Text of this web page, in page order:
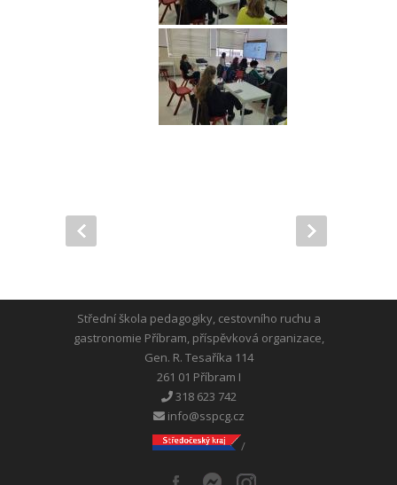
Střední škola pedagogiky, cestovního ruchu a
gastronomie Příbram, příspěvková organizace,
Gen. R. Tesaříka 114
261 01 Příbram I
318 623 742
info@sspcg.cz
/